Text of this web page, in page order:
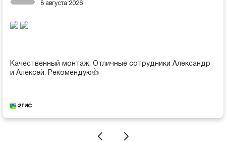
8 августа 2026
Качественный монтаж. Отличные сотрудники Александр
и Алексей. Рекомендую👍